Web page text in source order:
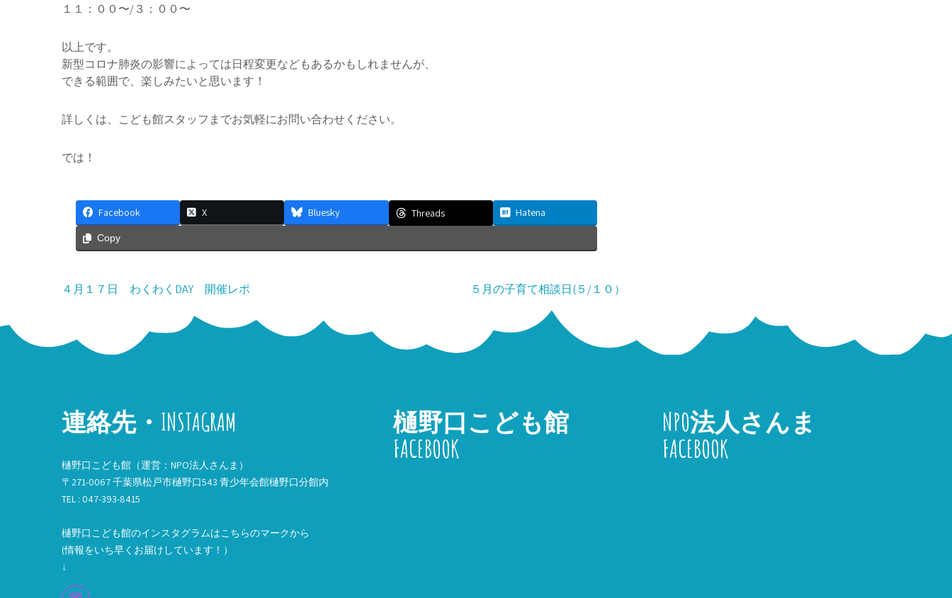
１１：００〜/３：００〜
以上です。
新型コロナ肺炎の影響によっては日程変更などもあるかもしれませんが、
できる範囲で、楽しみたいと思います！
詳しくは、こども館スタッフまでお気軽にお問い合わせください。
では！
Facebook X Bluesky Threads Hatena
Copy
投
ナ
ー
ョ
ン
４月１７日 わくわくDAY 開催レポ ５月の子育て相談日(５/１０）
連絡先・INSTAGRAM
樋野口こども館（運営：NPO法人さんま）
〒271-0067 千葉県松戸市樋野口543 青少年会館樋野口分館内
TEL : 047-393-8415
樋野口こども館のインスタグラムはこちらのマークから
(情報をいち早くお届けしています！）
↓
樋野口こども館
FACEBOOK
NPO法人さんま
FACEBOOK